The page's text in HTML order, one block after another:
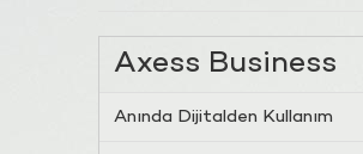
Axess Business
Anında Dijitalden Kullanım